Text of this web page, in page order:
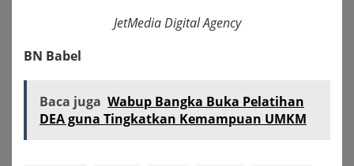
JetMedia Digital Agency
BN Babel
Baca juga Wabup Bangka Buka Pelatihan
DEA guna Tingkatkan Kemampuan UMKM